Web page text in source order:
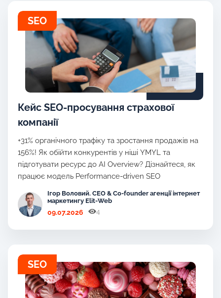
SEO
Кейс SEO-просування страхової
компанії
+31% органічного трафіку та зростання продажів на
156%! Як обійти конкурентів у ніші YMYL та
підготувати ресурс до AI Overview? Дізнайтеся, як
працює модель Performance-driven SEO
Ігор Воловий. CEO & Co-founder агенції інтернет
маркетингу Elit-Web
09.07.2026 4
SEO